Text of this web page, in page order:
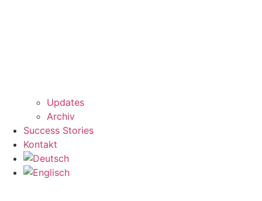
Updates
Archiv
Success Stories
Kontakt